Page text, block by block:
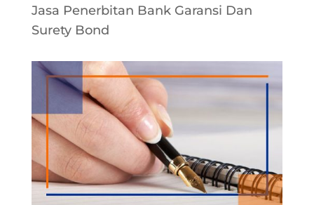
Jasa Penerbitan Bank Garansi Dan
Surety Bond